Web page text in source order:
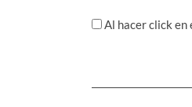
Al hacer click en